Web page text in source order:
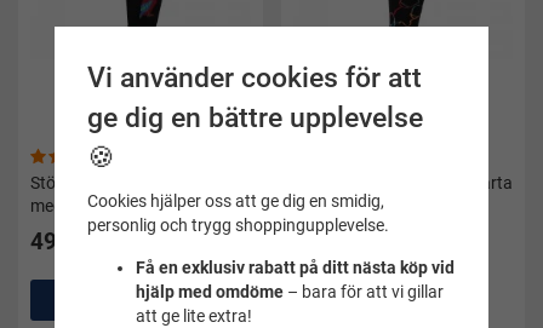
Stödstrumpor medical svarta
med papegojor - Zent
49 kr
Stödstrumpor medical svarta
med stetoskop - Zent
49 kr
Köp
Vi använder cookies för att
ge dig en bättre upplevelse
🍪
Cookies hjälper oss att ge dig en smidig,
personlig och trygg shoppingupplevelse.
Få en exklusiv rabatt på ditt nästa köp vid
hjälp med omdöme– bara för att vi gillar
att ge lite extra!